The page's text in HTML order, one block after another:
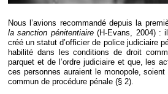
Nous l’avions recommandé depuis la
la sanction pénitentiaire(H-Evans, 2004) :
créé un statut d’officier de police judiciaire
habilité dans les conditions de droit
parquet et de l’ordre judiciaire et que, les
ces personnes auraient le monopole,
commun de procédure pénale (§ 2).